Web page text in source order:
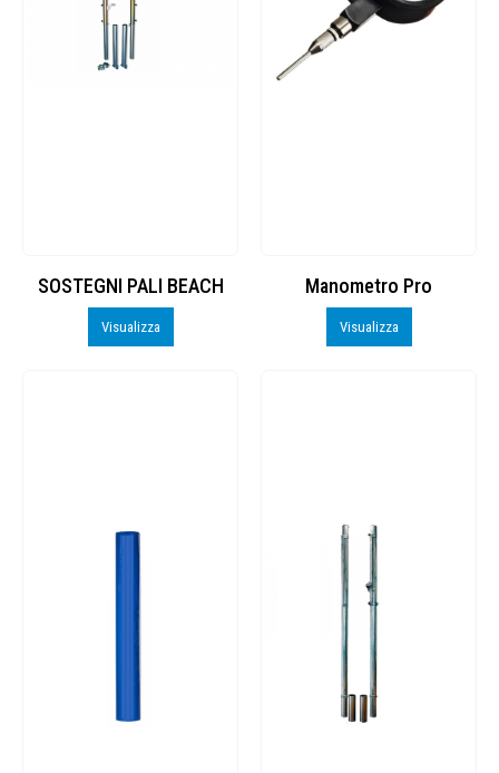
SOSTEGNI PALI BEACH
Visualizza
Manometro Pro
Visualizza